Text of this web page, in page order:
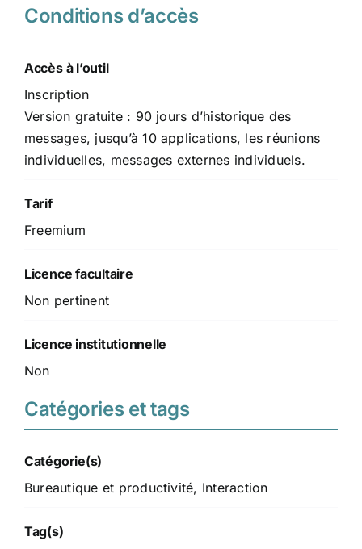
Conditions d’accès
Accès à l’outil
Inscription
Version gratuite : 90 jours d’historique des
messages, jusqu’à 10 applications, les réunions
individuelles, messages externes individuels.
Tarif
Freemium
Licence facultaire
Non pertinent
Licence institutionnelle
Non
Catégories et tags
Catégorie(s)
Bureautique et productivité, Interaction
Tag(s)